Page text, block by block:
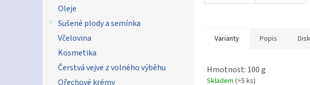
Oleje
Sušené plody a semínka
Včelovina
Kosmetika
Čerstvá vejve z volného výběhu
Ořechové krémy
Varianty Popis
Hmotnost: 100 g
Skladem (>5 ks)